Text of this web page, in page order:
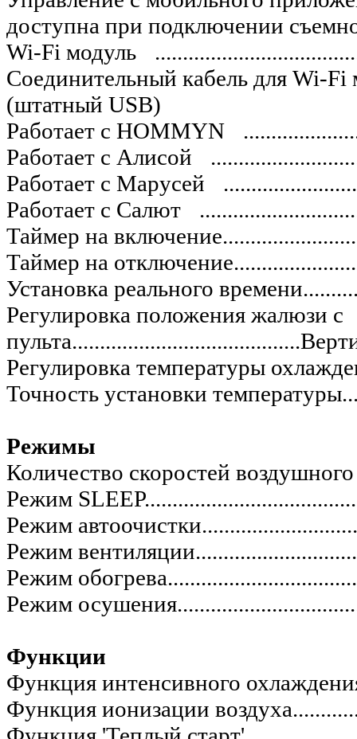
доступна при подключении
Wi-Fi модуль
Соединительный кабель для Wi-Fi
(штатный USB)
Работает с HOMMYN
Работает с Алисой
Работает с Марусей
Работает с Салют
Таймер на
Таймер на
Установка реального
Регулировка положения жалюзи с
пульта.........................................
Регулировка температуры
Точность установки
Режимы
Количество скоростей
Режим
Режим
Режим
Режим
Режим
Функции
Функция интенсивного
Функция ионизации